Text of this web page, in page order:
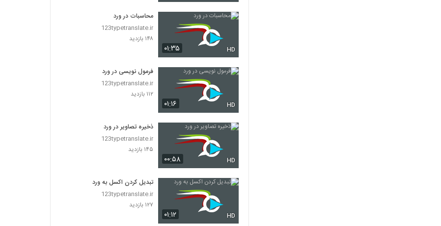
۰۱:۳۵ HD
محاسبات در ورد
123typetranslate.ir
۱۴۸ بازدید
۰۱:۱۶ HD
فرمول نویسی در ورد
123typetranslate.ir
۱۱۲ بازدید
۰۰:۵۸ HD
ذخیره تصاویر در ورد
123typetranslate.ir
۱۴۵ بازدید
۰۱:۱۲ HD
تبدیل کردن اکسل به ورد
123typetranslate.ir
۱۲۷ بازدید